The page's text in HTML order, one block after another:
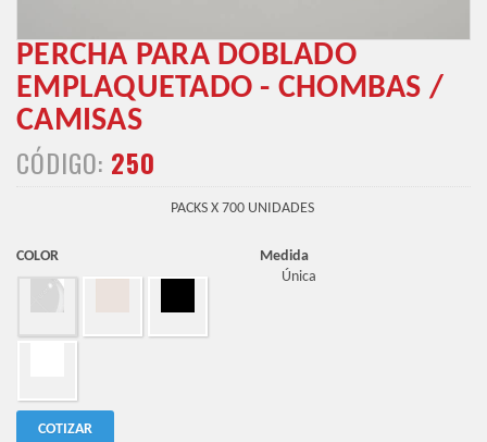
PERCHA PARA DOBLADO
EMPLAQUETADO - CHOMBAS /
CAMISAS
CÓDIGO: 250
PACKS X 700 UNIDADES
COLOR
Medida
Única
COTIZAR